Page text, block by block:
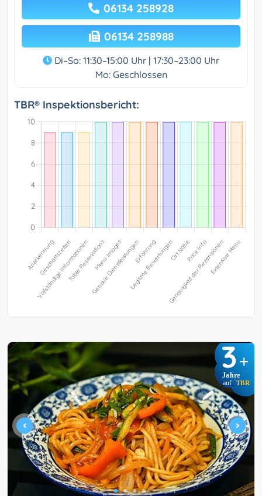
06134 258928
06134 258988
Di–So: 11:30–15:00 Uhr | 17:30–23:00 Uhr
Mo: Geschlossen
TBR® Inspektionsbericht:
3+
Jahre
auf TBR